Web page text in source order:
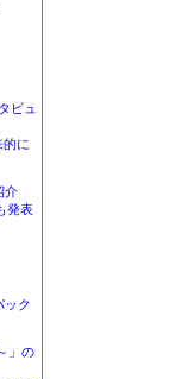
ビュ
に
介
発表
ック
」の